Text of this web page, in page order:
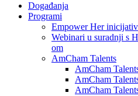
Događanja
Programi
Empower Her
Webinari u suradnji s
om
AmCham Talents
AmCham
AmCham
AmCham